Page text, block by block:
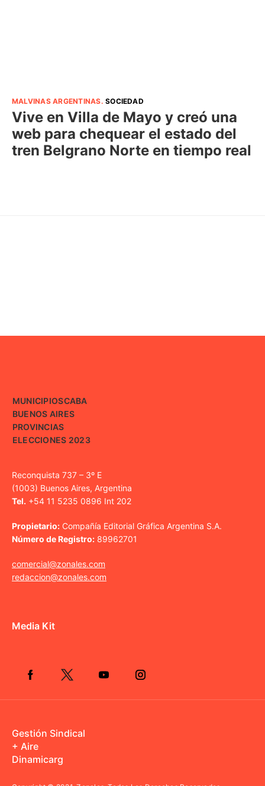
MALVINAS ARGENTINAS.SOCIEDAD
Vive en Villa de Mayo y creó una
web para chequear el estado del
tren Belgrano Norte en tiempo real
MUNICIPIOSCABA
BUENOS AIRES
PROVINCIAS
ELECCIONES 2023
Reconquista 737 – 3º E
(1003) Buenos Aires, Argentina
Tel. +54 11 5235 0896 Int 202
Propietario: Compañía Editorial Gráfica Argentina S.A.
Número de Registro: 89962701
comercial@zonales.com
redaccion@zonales.com
Media Kit
Gestión Sindical
+ Aire
Dinamicarg